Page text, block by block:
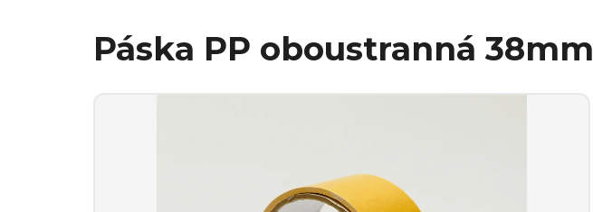
Páska PP oboustranná